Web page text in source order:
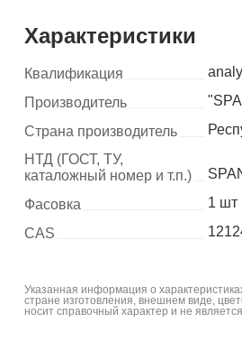
Характеристики
Квалификация
Производитель
Страна производитель
НТД (ГОСТ, ТУ,
каталожный номер и т.п.)
Фасовка
1 шт
CAS
Указанная информация о
стране изготовления, внешнем виде,
носит справочный характер и не